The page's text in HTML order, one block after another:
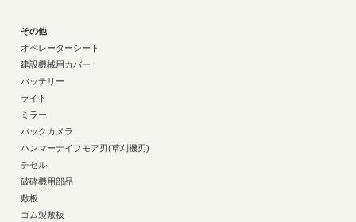
その他
オペレーターシート
建設機械用カバー
バッテリー
ライト
ミラー
バックカメラ
ハンマーナイフモア刃(草刈機刃)
チゼル
破砕機用部品
敷板
ゴム製敷板